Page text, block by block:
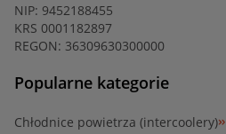
NIP: 9452188455
KRS 0001182897
REGON: 36309630300000
Popularne kategorie
Chłodnice powietrza (intercoolery)